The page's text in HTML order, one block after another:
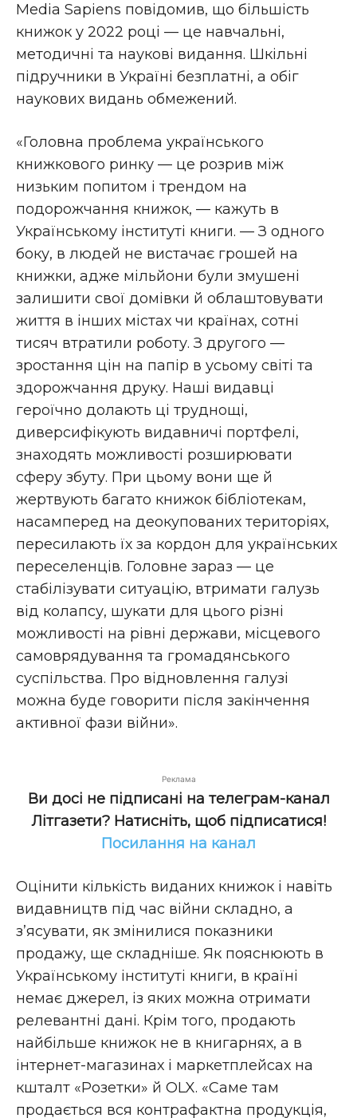
Media Sapiens повідомив, що більшість
книжок у 2022 році — це навчальні,
методичні та наукові видання. Шкільні
підручники в Україні безплатні, а обіг
наукових видань обмежений.
«Головна проблема українського
книжкового ринку — це розрив між
низьким попитом і трендом на
подорожчання книжок, — кажуть в
Українському інституті книги. — З одного
боку, в людей не вистачає грошей на
книжки, адже мільйони були змушені
залишити свої домівки й облаштовувати
життя в інших містах чи країнах, сотні
тисяч втратили роботу. З другого —
зростання цін на папір в усьому світі та
здорожчання друку. Наші видавці
героїчно долають ці труднощі,
диверсифікують видавничі портфелі,
знаходять можливості розширювати
сферу збуту. При цьому вони ще й
жертвують багато книжок бібліотекам,
насамперед на деокупованих територіях,
пересилають їх за кордон для українських
переселенців. Головне зараз — це
стабілізувати ситуацію, втримати галузь
від колапсу, шукати для цього різні
можливості на рівні держави, місцевого
самоврядування та громадянського
суспільства. Про відновлення галузі
можна буде говорити після закінчення
активної фази війни».
Реклама
Ви досі не підписані на телеграм-канал
Літгазети? Натисніть, щоб підписатися!
Посилання на канал
Оцінити кількість виданих книжок і навіть
видавництв під час війни складно, а
з’ясувати, як змінилися показники
продажу, ще складніше. Як пояснюють в
Українському інституті книги, в країні
немає джерел, із яких можна отримати
релевантні дані. Крім того, продають
найбільше книжок не в книгарнях, а в
інтернет-магазинах і маркетплейсах на
кшталт «Розетки» й OLX. «Саме там
продається вся контрафактна продукція,